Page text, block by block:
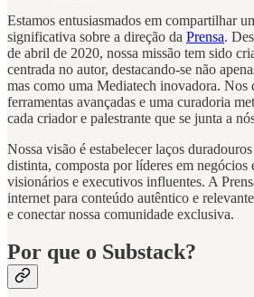
Estamos entusiasmados em compartilhar
significativa sobre a direção da Prensa.
de abril de 2020, nossa missão tem sido
centrada no autor, destacando-se não
mas como uma Mediatech inovadora. Nos
ferramentas avançadas e uma curadoria
cada criador e palestrante que se junta a
Nossa visão é estabelecer laços
distinta, composta por líderes em negócios
visionários e executivos influentes. A
internet para conteúdo autêntico e
e conectar nossa comunidade exclusiva.
Por que o Substack?